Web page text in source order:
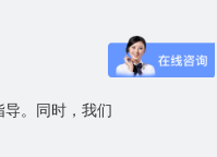
。同时，我们